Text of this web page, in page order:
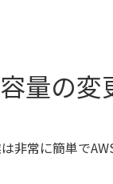
量の
非常に簡単で